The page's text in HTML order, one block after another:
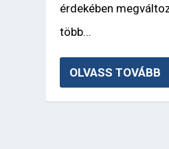
érdekében
több...
OLVASS TOVÁBB